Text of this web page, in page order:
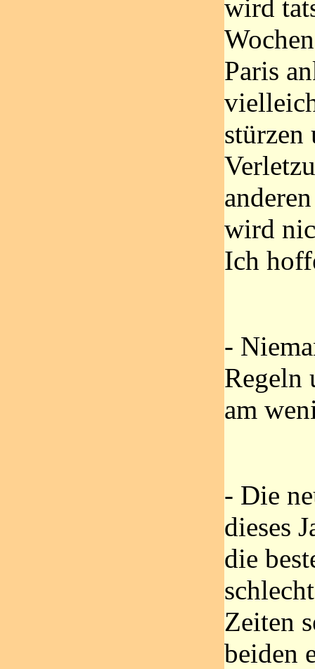
wird
Paris
stürzen
wird
Ich
-
Regeln
am
- Die
dieses
die
Zeiten
beiden